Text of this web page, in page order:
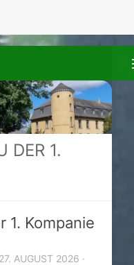
DER 1.
1. Kompanie
27. AUGUST 2026 ·